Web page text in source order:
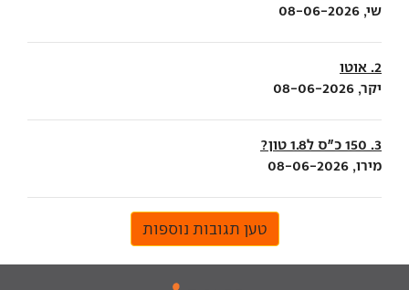
שי, 08-06-2026
2. אוטו
יקר, 08-06-2026
3. 150 כ״ס ל1.8 טון?
מירו, 08-06-2026
טען תגובות נוספות